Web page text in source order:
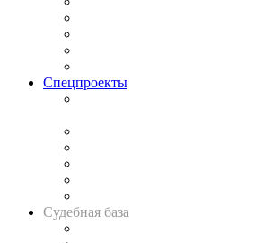
Спецпроекты
Судебная база